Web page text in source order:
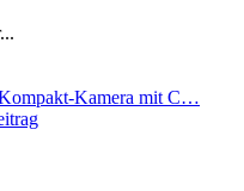
Kamera mit C…